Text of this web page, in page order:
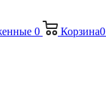
0 Корзина0